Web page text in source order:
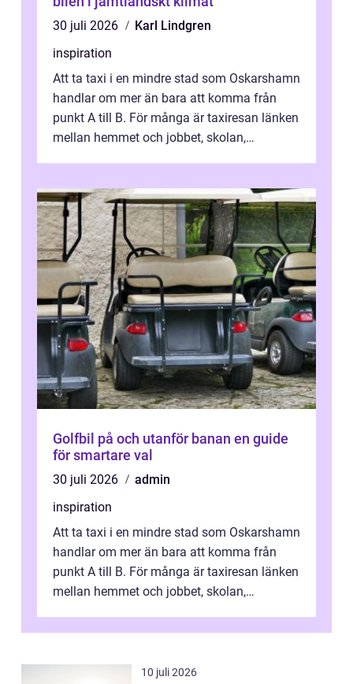
30 juli 2026
Karl Lindgren
inspiration
Att ta taxi i en mindre stad som Oskarshamn
handlar om mer än bara att komma från
punkt A till B. För många är taxiresan länken
mellan hemmet och jobbet, skolan,
Golfbil på och utanför banan en guide
för smartare val
30 juli 2026
admin
inspiration
Att ta taxi i en mindre stad som Oskarshamn
handlar om mer än bara att komma från
punkt A till B. För många är taxiresan länken
mellan hemmet och jobbet, skolan,
10 juli 2026